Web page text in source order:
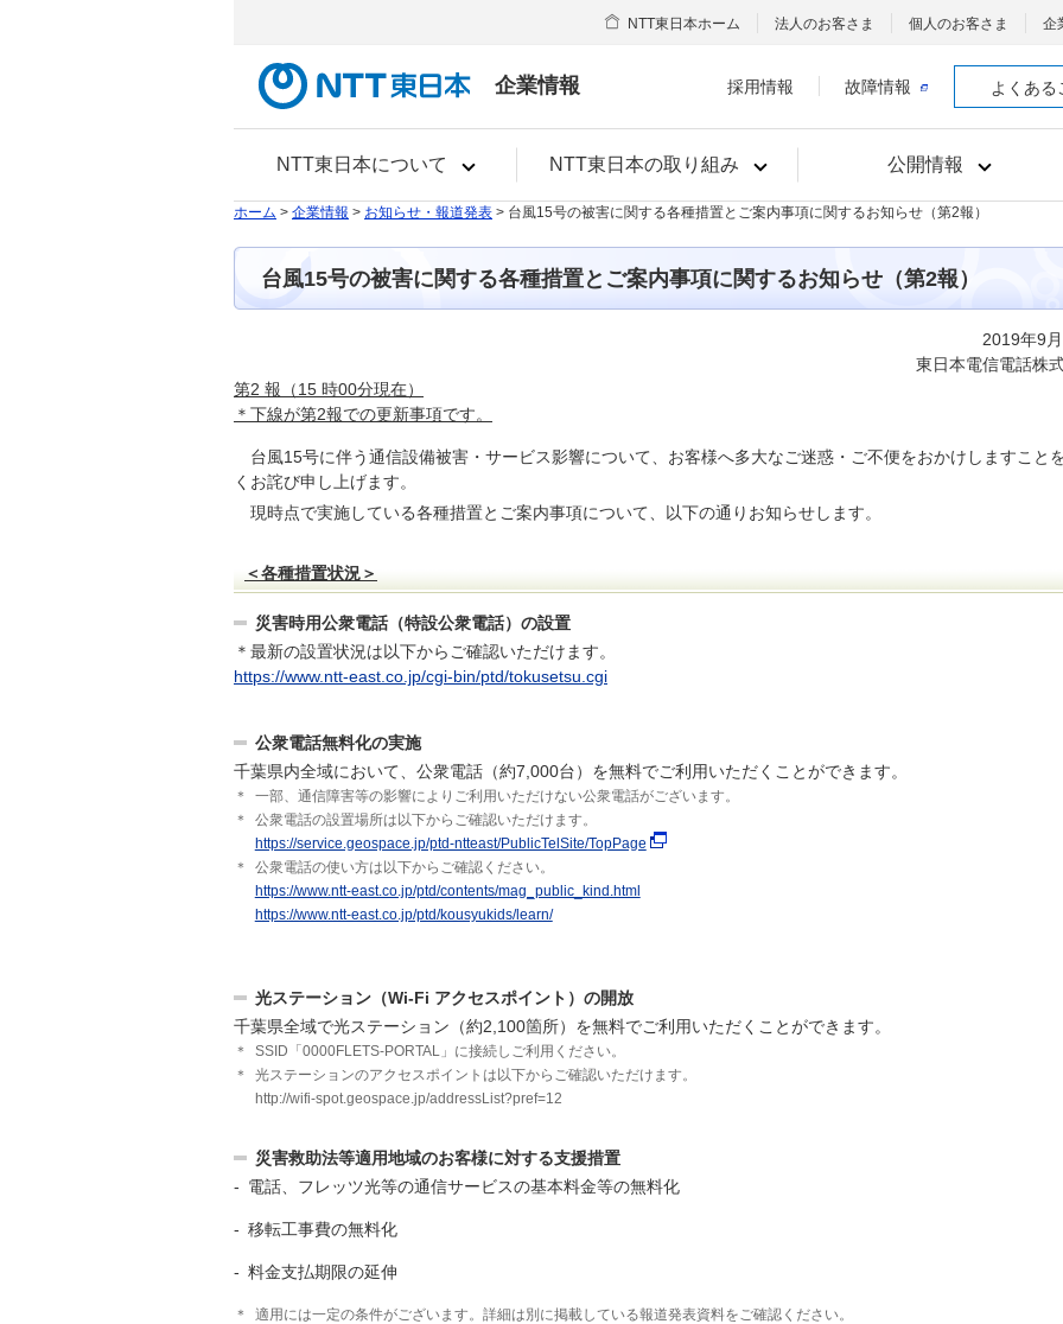
企業情報
NTT東日本について NTT東日本の取り組み 公開情報
NTT東日本ホーム 法人のお客さま 個人のお客さま 企
採用情報 故障情報 よくある
ホーム > 企業情報 > お知らせ・報道発表 > 台風15号の被害に関する各種措置とご案内事項に関するお知らせ（第2報）
台風15号の被害に関する各種措置とご案内事項に関するお知らせ（第2報）
2019年9
東日本電信電話株
第2 報（15 時00分現在）
＊下線が第2報での更新事項です。
台風15号に伴う通信設備被害・サービス影響について、お客様へ多大なご迷惑・ご不便をおかけしますこと
くお詫び申し上げます。
現時点で実施している各種措置とご案内事項について、以下の通りお知らせします。
＜各種措置状況＞
災害時用公衆電話（特設公衆電話）の設置
＊最新の設置状況は以下からご確認いただけます。
https://www.ntt-east.co.jp/cgi-bin/ptd/tokusetsu.cgi
公衆電話無料化の実施
千葉県内全域において、公衆電話（約7,000台）を無料でご利用いただくことができます。
＊
一部、通信障害等の影響によりご利用いただけない公衆電話がございます。
＊
公衆電話の設置場所は以下からご確認いただけます。
https://service.geospace.jp/ptd-ntteast/PublicTelSite/TopPage
＊
公衆電話の使い方は以下からご確認ください。
https://www.ntt-east.co.jp/ptd/contents/mag_public_kind.html
https://www.ntt-east.co.jp/ptd/kousyukids/learn/
光ステーション（Wi-Fi アクセスポイント）の開放
千葉県全域で光ステーション（約2,100箇所）を無料でご利用いただくことができます。
＊
SSID「0000FLETS-PORTAL」に接続しご利用ください。
＊
光ステーションのアクセスポイントは以下からご確認いただけます。
http://wifi-spot.geospace.jp/addressList?pref=12
災害救助法等適用地域のお客様に対する支援措置
- 電話、フレッツ光等の通信サービスの基本料金等の無料化
- 移転工事費の無料化
- 料金支払期限の延伸
＊
適用には一定の条件がございます。詳細は別に掲載している報道発表資料をご確認ください。